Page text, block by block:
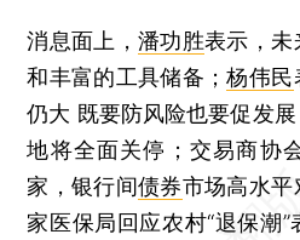
消息面上，潘功胜表示，未
和丰富的工具储备；杨伟民
仍大 既要防风险也要促发
地将全面关停；交易商协
家，银行间债券市场高水平
家医保局回应农村“退保潮